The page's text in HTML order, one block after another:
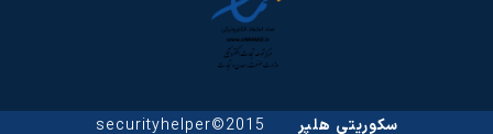
سکوریتی هلپر